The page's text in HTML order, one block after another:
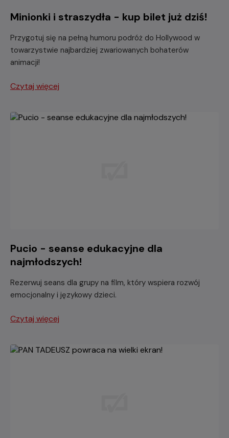
Minionki i straszydła - kup bilet już dziś!
Przygotuj się na pełną humoru podróż do Hollywood w
towarzystwie najbardziej zwariowanych bohaterów
animacji!
Czytaj więcej
Pucio - seanse edukacyjne dla
najmłodszych!
Rezerwuj seans dla grupy na film, który wspiera rozwój
emocjonalny i językowy dzieci.
Czytaj więcej